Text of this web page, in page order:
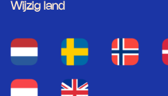
Wijzig land